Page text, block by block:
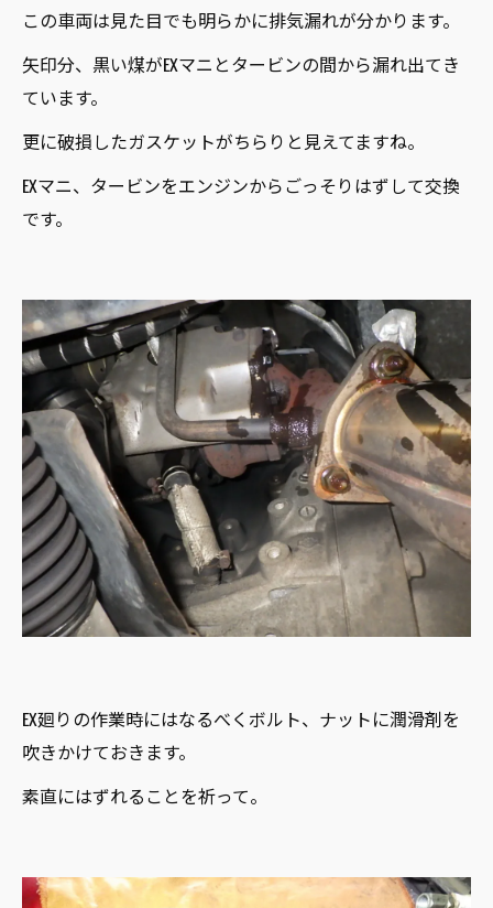
この車両は見た目でも明らかに排気漏れが分かります。
矢印分、黒い煤がEXマニとタービンの間から漏れ出てき
ています。
更に破損したガスケットがちらりと見えてますね。
EXマニ、タービンをエンジンからごっそりはずして交換
です。
EX廻りの作業時にはなるべくボルト、ナットに潤滑剤を
吹きかけておきます。
素直にはずれることを祈って。